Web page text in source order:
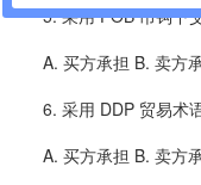
5. 采用 FOB 吊钩下交
A. 买方承担 B. 卖方承
6. 采用 DDP 贸易术语
A. 买方承担 B. 卖方